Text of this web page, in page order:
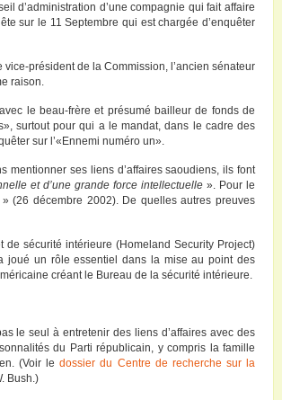
d’administration d’une compagnie qui fait affaire
sur le 11 Septembre qui est chargée d’enquêter
président de la Commission, l’ancien sénateur
raison.
le beau-frère et présumé bailleur de fonds de
surtout pour qui a le mandat, dans le cadre des
sur l’«Ennemi numéro un».
mentionner ses liens d’affaires saoudiens, ils font
et d’une grande force intellectuelle». Pour le
» (26 décembre 2002). De quelles autres preuves
sécurité intérieure (Homeland Security Project)
joué un rôle essentiel dans la mise au point des
créant le Bureau de la sécurité intérieure.
le seul à entretenir des liens d’affaires avec des
du Parti républicain, y compris la famille
(Voir ledossier du Centre de recherche sur la
Bush.)